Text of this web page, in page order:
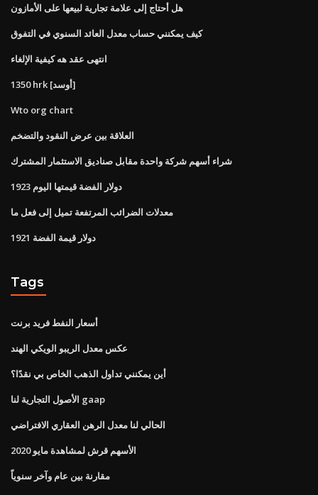
هل أحتاج إلى علامة تجارية لبيعها على الأمازون
كيف يمكنني حساب معدل العائد السنوي في التفوق
انتهى عقد هه كيفية الإلغاء
1350 hrk [أوسد]
Wto org chart
العلاقة بين عرض النقود والتضخم
شراء أسهم شركة واحدة مقابل صناديق الاستثمار المشترك
1923 دولار الفضة قيمتها اليوم
معدلات الضرائب المرتفعة تميل إلى فعل ما
1921 دولار قيمة الفضة
Tags
أسعار النفط فريد برنت
عكس معدل الريبو الويكي الهند
أين يمكنني تداول الذهب الخاص بي نقدًا؟
الأصول التجارية لنا gaap
الحالي لنا معدل الرهن العقاري الافتراضي
الأسهم قرش لمشاهدة مايو 2020
مقارنة بين عام وآخر سنوياً